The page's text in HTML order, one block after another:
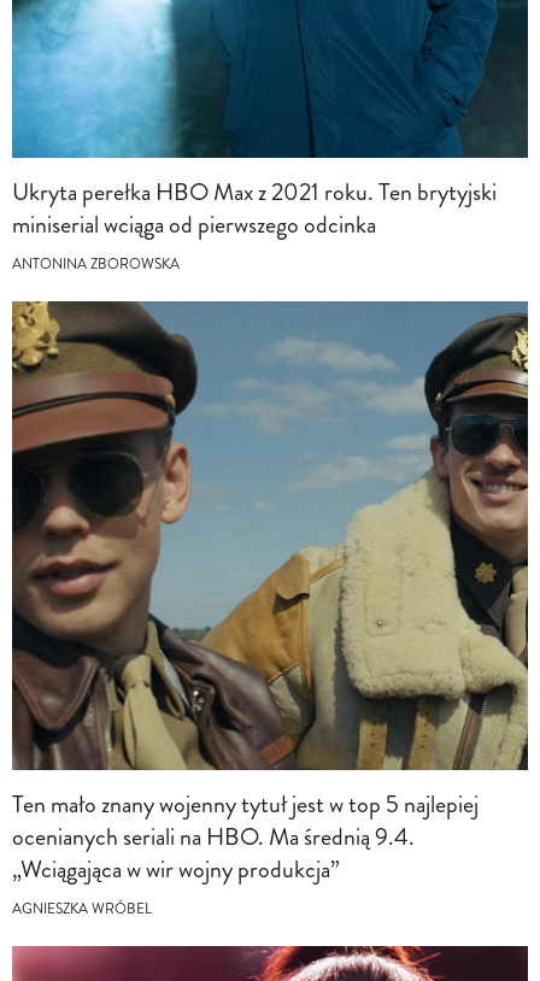
Ukryta perełka HBO Max z 2021 roku. Ten brytyjski
miniserial wciąga od pierwszego odcinka
ANTONINA ZBOROWSKA
Ten mało znany wojenny tytuł jest w top 5 najlepiej
ocenianych seriali na HBO. Ma średnią 9.4.
„Wciągająca w wir wojny produkcja”
AGNIESZKA WRÓBEL